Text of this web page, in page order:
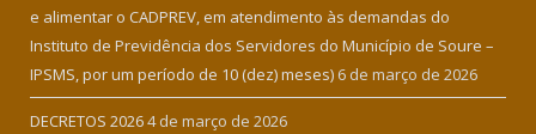
e alimentar o CADPREV, em atendimento às demandas do
Instituto de Previdência dos Servidores do Município de Soure –
IPSMS, por um período de 10 (dez) meses) 6 de março de 2026
DECRETOS 20264 de março de 2026